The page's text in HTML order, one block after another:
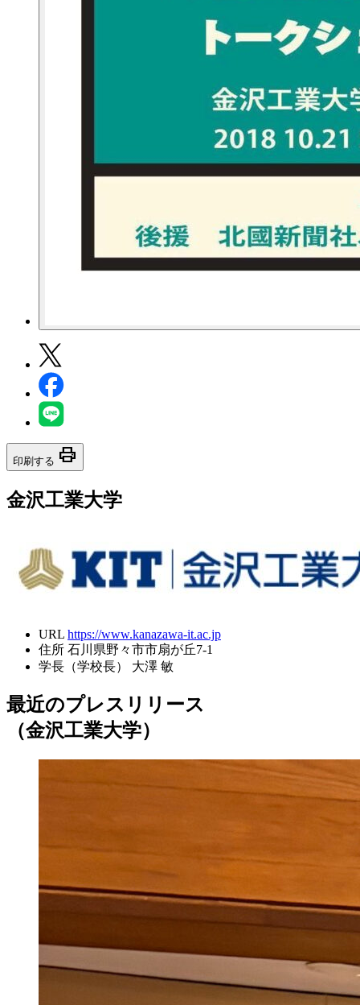
印刷する print
金沢工業大学
URL https://www.kanazawa-it.ac.jp
住所 石川県野々市市扇が丘7-1
学長（学校長）
大澤 敏
最近のプレスリリース
（金沢工業大学）